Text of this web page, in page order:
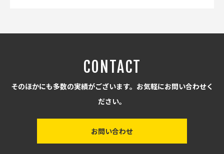
CONTACT
そのほかにも多数の実績がございます。お気軽にお問い合わせく
ださい。
お問い合わせ